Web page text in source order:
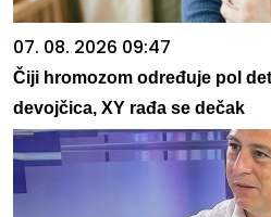
07. 08. 2026 09:47
Čiji hromozom određuje pol
devojčica, XY rađa se dečak